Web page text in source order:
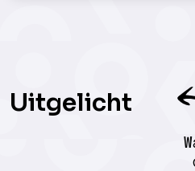
Uitgelicht